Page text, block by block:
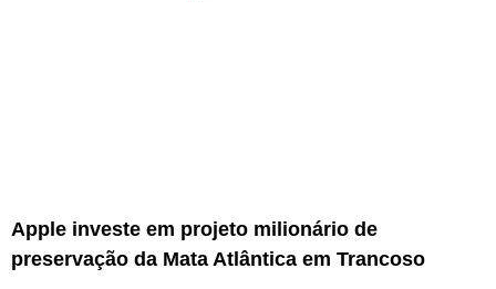
Apple investe em projeto milionário de
preservação da Mata Atlântica em Trancoso